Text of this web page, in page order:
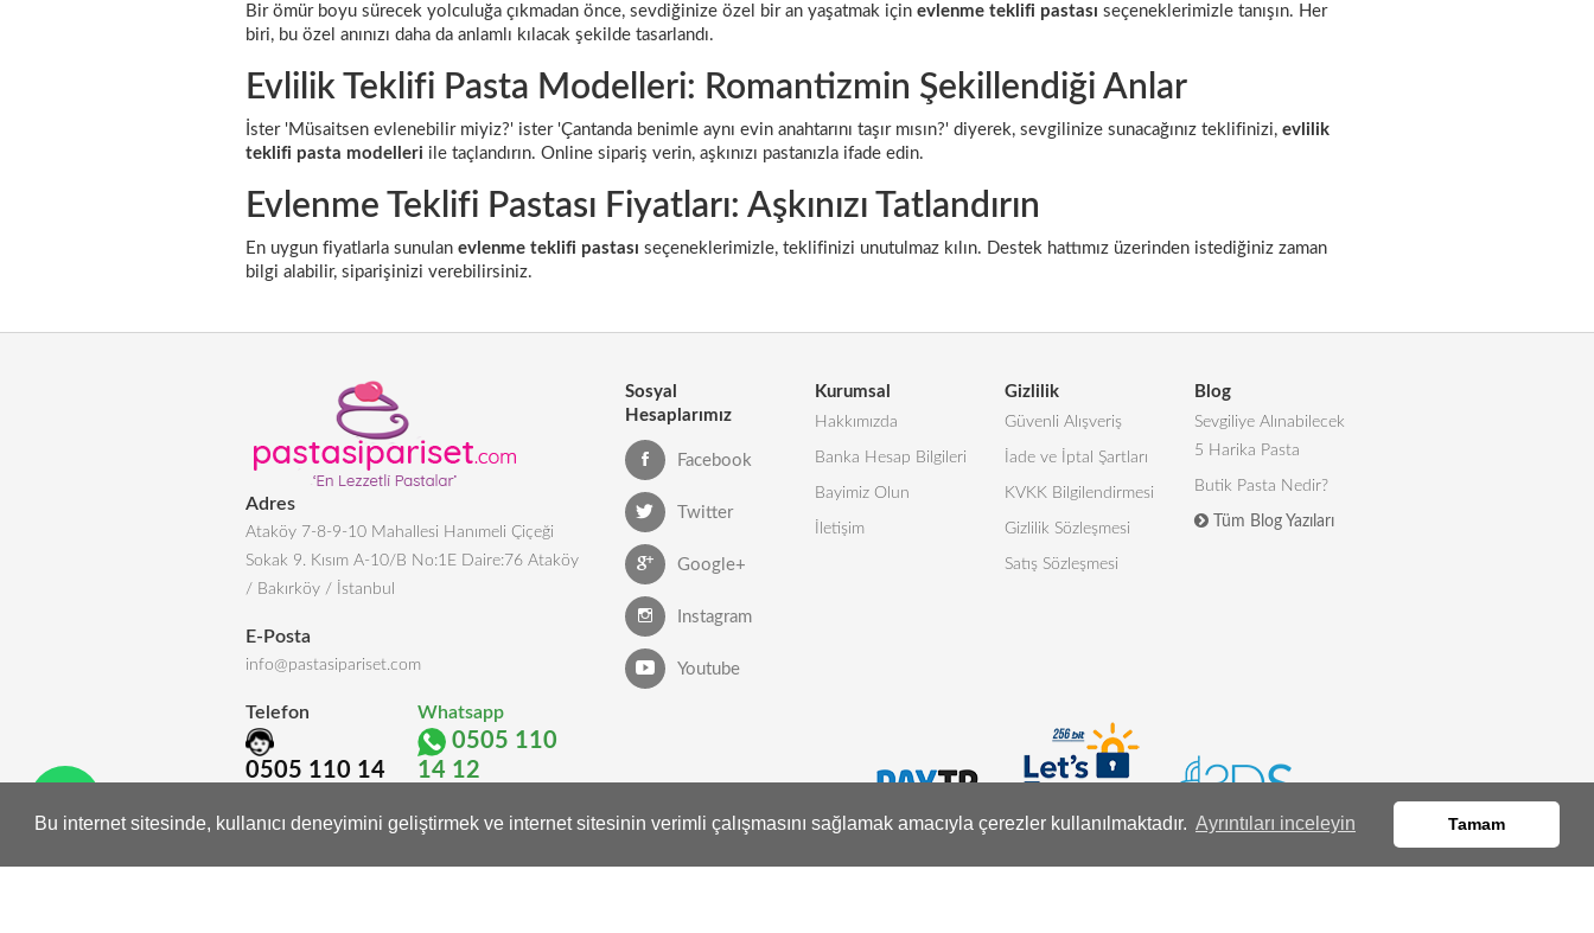
Bu internet sitesinde, kullanıcı deneyimini geliştirmek ve internet sitesinin verimli çalışmasını sağlamak amacıyla çerezler kullanılmaktadır. Ayrıntıları inceleyin Tamam
Bir ömür boyu sürecek yolculuğa çıkmadan önce, sevdiğinize özel bir an yaşatmak için evlenme teklifi pastası seçeneklerimizle tanışın. Her
biri, bu özel anınızı daha da anlamlı kılacak şekilde tasarlandı.
Evlilik Teklifi Pasta Modelleri: Romantizmin Şekillendiği Anlar
İster 'Müsaitsen evlenebilir miyiz?' ister 'Çantanda benimle aynı evin anahtarını taşır mısın?' diyerek, sevgilinize sunacağınız teklifinizi, evlilik
teklifi pasta modelleri ile taçlandırın. Online sipariş verin, aşkınızı pastanızla ifade edin.
Evlenme Teklifi Pastası Fiyatları: Aşkınızı Tatlandırın
En uygun fiyatlarla sunulan evlenme teklifi pastası seçeneklerimizle, teklifinizi unutulmaz kılın. Destek hattımız üzerinden istediğiniz zaman
bilgi alabilir, siparişinizi verebilirsiniz.
Adres
Ataköy 7-8-9-10 Mahallesi Hanımeli Çiçeği
Sokak 9. Kısım A-10/B No:1E Daire:76 Ataköy
/ Bakırköy / İstanbul
E-Posta
info@pastasipariset.com
Telefon
0505 110 14
Whatsapp
0505 110
14 12
Sosyal
Hesaplarımız
Facebook
Twitter
Google+
Instagram
Youtube
Kurumsal
Hakkımızda
Banka Hesap Bilgileri
Bayimiz Olun
İletişim
Gizlilik
Güvenli Alışveriş
İade ve İptal Şartları
KVKK Bilgilendirmesi
Gizlilik Sözleşmesi
Satış Sözleşmesi
Blog
Sevgiliye Alınabilecek
5 Harika Pasta
Butik Pasta Nedir?
Tüm Blog Yazıları